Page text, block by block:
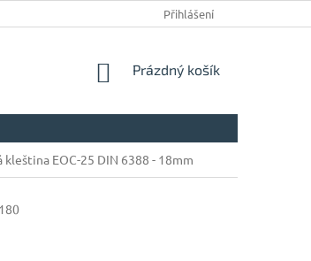
Přihlášení
NÁKUPNÍ
Prázdný košík
kleština EOC-25 DIN 6388 - 18mm